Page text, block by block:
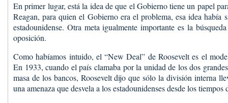
En primer lugar, está la idea de que el Gobierno tiene un papel
Reagan, para quien el Gobierno era el problema, esa idea había
estadounidense. Otra meta igualmente importante es la
oposición.
Como habíamos intuido, el “New Deal” de Roosevelt es el
En 1933, cuando el país clamaba por la unidad de los dos
masa de los bancos, Roosevelt dijo que sólo la división interna
una amenaza que desvela a los estadounidenses desde los